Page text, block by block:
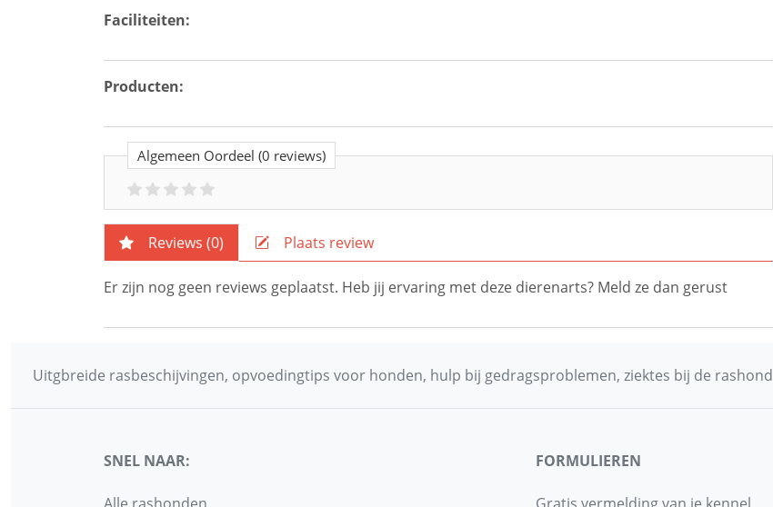
Faciliteiten:
Producten:
Algemeen Oordeel (0 reviews)
Reviews (0) Plaats review
Er zijn nog geen reviews geplaatst. Heb jij ervaring met deze dierenarts? Meld ze dan gerust
Uitgbreide rasbeschijvingen, opvoedingtips voor honden, hulp bij gedragsproblemen, ziektes bij de rashond
SNEL NAAR: FORMULIEREN